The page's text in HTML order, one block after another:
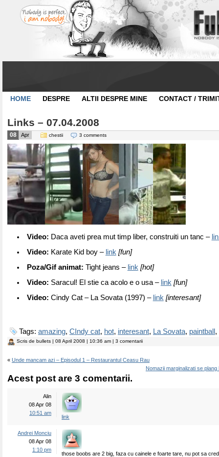
HOME DESPRE ALTII DESPRE MINE CONTACT /
Links – 07.04.2008
08 Apr chestii 3 comments
Video: Daca aveti prea mut timp liber, construiti un tanc –
Video: Karate Kid boy – link [fun]
Poza/Gif animat: Tight jeans – link [hot]
Video: Saracul! El stie ca acolo e o usa – link [fun]
Video: Cindy Cat – La Sovata (1997) – link [interesant]
Tags: amazing, CIndy cat, hot, interesant, La Sovata, paintball ,
Scris de bullets | 08 April 2008 | 10:36 am | 3 comentarii
« Unde mancam azi – Episodul 1 – Restaurantul Ceasu Rau
Nomazii marginalizati se
Acest post are 3 comentarii.
Alin
08 Apr 08
10:51 am
link
Andrei Monciu
08 Apr 08
1:10 pm
those boobs are 2 big, faza cu cainele e foarte tare, nu pot sa